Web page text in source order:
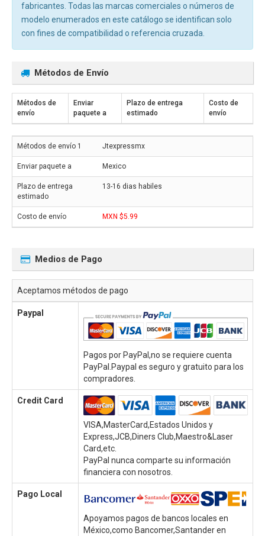
fabricantes. Todas las marcas comerciales o números de
modelo enumerados en este catálogo se identifican solo
con fines de compatibilidad o referencia cruzada.
Métodos de Envío
Métodos de
envío
Enviar
paquete a
Plazo de entrega
estimado
Costo de
envío
Jtexpressmx
Mexico
13-16 dias habiles
MXN $5.99
Medios de Pago
Aceptamos métodos de pago
Paypal
Pagos por PayPal,no se requiere cuenta
PayPal.Paypal es seguro y gratuito para los
compradores.
Credit Card
VISA,MasterCard,Estados Unidos y
Express,JCB,Diners Club,Maestro&Laser
Card,etc.
PayPal nunca comparte su información
financiera con nosotros.
Pago Local
Apoyamos pagos de bancos locales en
México,como Bancomer,Santander en